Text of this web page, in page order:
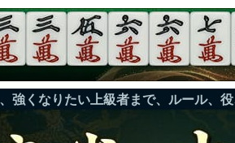
強くなりたい上級者まで、ルール、